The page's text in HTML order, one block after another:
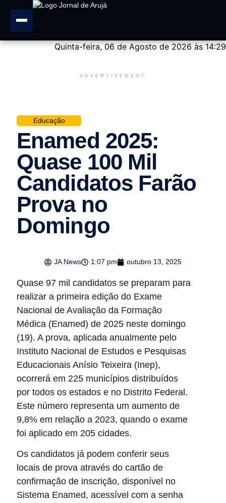
Quinta-feira, 06 de Agosto de 2026 às 14:29
ADVERTISEMENT
Educação
Enamed 2025:
Quase 100 Mil
Candidatos Farão
Prova no
Domingo
JA News 1:07 pm outubro 13, 2025
Quase 97 mil candidatos se preparam para
realizar a primeira edição do Exame
Nacional de Avaliação da Formação
Médica (Enamed) de 2025 neste domingo
(19). A prova, aplicada anualmente pelo
Instituto Nacional de Estudos e Pesquisas
Educacionais Anísio Teixeira (Inep),
ocorrerá em 225 municípios distribuídos
por todos os estados e no Distrito Federal.
Este número representa um aumento de
9,8% em relação a 2023, quando o exame
foi aplicado em 205 cidades.
Os candidatos já podem conferir seus
locais de prova através do cartão de
confirmação de inscrição, disponível no
Sistema Enamed, acessível com a senha